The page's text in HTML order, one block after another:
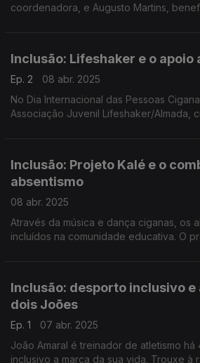
coordenadora, e Augusto Martins,
Inclusão: Lifeshaker e o apoio
Ep. 2
08 abr. 2025
No Dia Internacional das Pessoas
Associação Juvenil Lifeshaker/Almada,
Inclusão: Projeto Kalé e o
absentismo
08 abr. 2025
Através da música e dança ciganas, os
incluídos na comunidade educativa. O
Inclusão: desporto inclusivo
dois Joões
Ep. 1
07 abr. 2025
João Amaral é treinador de atletismo
inclusivo a marca da sua vida. Trouxe à